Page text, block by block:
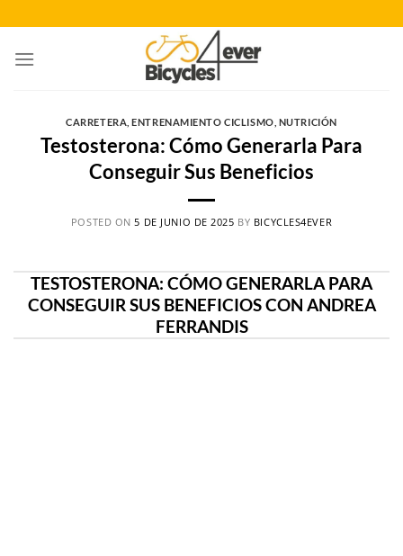
al
contenido
CARRETERA ,ENTRENAMIENTO CICLISMO NUTRICIÓN
Testosterona: Cómo Generarla Para
Conseguir Sus Beneficios
POSTED ON 5 DE JUNIO DE 2025 BY BICYCLES4EVER
TESTOSTERONA: CÓMO GENERARLA PARA
CONSEGUIR SUS BENEFICIOS CON ANDREA
FERRANDIS